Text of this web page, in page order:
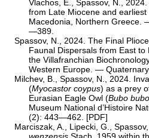
Vlachos, E., Spassov, N.,
from Late Miocene and
Macedonia, Northern Greece.
—389.
Spassov, N., 2024. The Final
Faunal Dispersals from East
the Villafranchian
Western Europe. —
Milchev, B., Spassov, N., 2024.
(Myocastor coypus) as a prey
Eurasian Eagle Owl (Bubo bubo
Museum National d’Histoire
(2): 443—462. [PDF]
Marciszak, A., Lipecki, G.,